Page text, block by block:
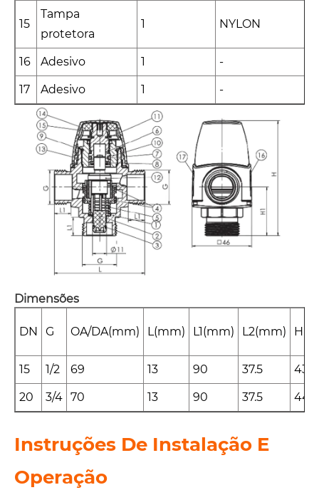
15
Tampa
protetora
1 NYLON
16 Adesivo 1 -
17 Adesivo 1 -
Dimensões
DN G OA/DA(mm) L(mm) L1(mm) L2(mm)
15 1/2 69 13 90 37.5 435
20 3/4 70 13 90 37.5 440
Instruções De Instalação E
Operação